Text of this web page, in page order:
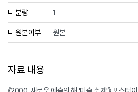
분량 1
원본여부 원본
자료 내용